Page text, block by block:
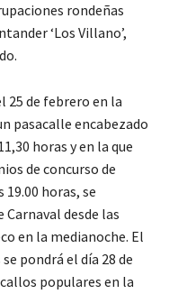
rondeñas
‘Los Villano’,
25 de febrero en la
pasacalle encabezado
horas y en la que
de concurso de
horas, se
desde las
en la medianoche. El
pondrá el día 28 de
populares en la